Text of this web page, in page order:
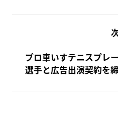
プロ車いすテニスプレ
選手と広告出演契約を